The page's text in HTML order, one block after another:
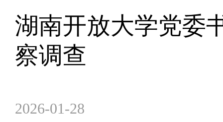
湖南开放大学党委
察调查
2026-01-28